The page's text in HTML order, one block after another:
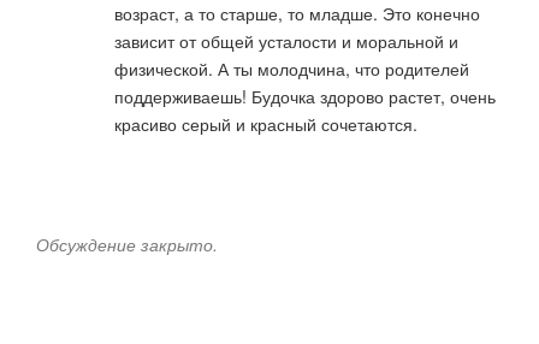
возраст, а то старше, то младше. Это конечно
зависит от общей усталости и моральной и
физической. А ты молодчина, что родителей
поддерживаешь! Будочка здорово растет, очень
красиво серый и красный сочетаются.
Обсуждение закрыто.